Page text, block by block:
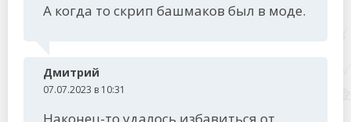
А когда то скрип башмаков был в моде.
Дмитрий
07.07.2023 в 10:31